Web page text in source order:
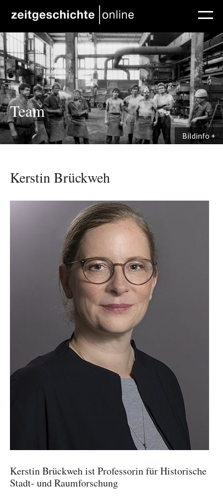
Direkt zum Inhalt
Team
Bildinfo
Kerstin Brückweh
Kerstin Brückweh ist Professorin für Historische
Stadt- und Raumforschung